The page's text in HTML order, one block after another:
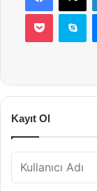
Pocket
Kayıt Ol